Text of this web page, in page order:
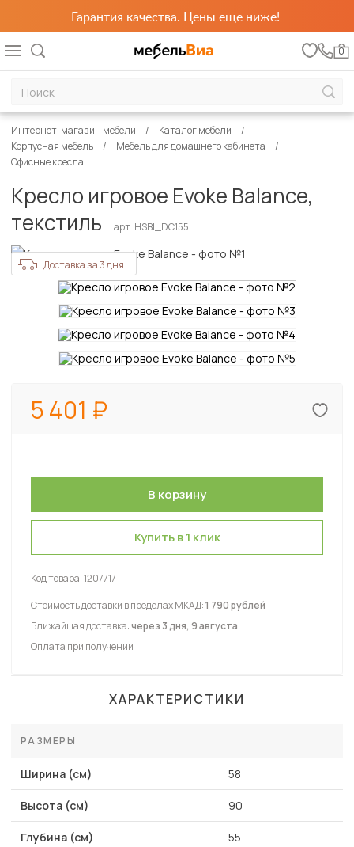
Гарантия качества. Цены еще ниже!
0
Интернет-магазин мебели
Каталог мебели
Корпусная мебель
Мебель для домашнего кабинета
Офисные кресла
Кресло игровое Evoke Balance,
текстиль
арт. HSBI_DC155
Доставка за 3 дня
5 401
Купить в 1 клик
Код товара:1207717
Стоимость доставки в пределах МКАД:1 790 рублей
Ближайшая доставка:через 3 дня, 9 августа
Оплата при получении
ХАРАКТЕРИСТИКИ
РАЗМЕРЫ
Ширина (см) 58
Высота (см) 90
Глубина (см) 55